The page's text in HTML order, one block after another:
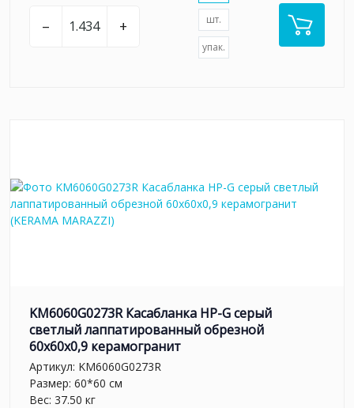
– + шт.
упак.
KM6060G0273R Касабланка HP-G серый
светлый лаппатированный обрезной
60x60x0,9 керамогранит
Артикул: KM6060G0273R
Размер: 60*60 см
Вес: 37.50 кг